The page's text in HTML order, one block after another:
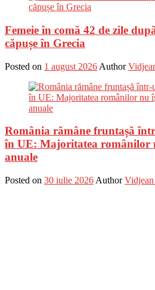
Femeie în comă 42 de zile
căpușe în Grecia
Posted on 1 august 2026 Author
România rămâne fruntașă
în UE: Majoritatea românilor
anuale
Posted on 30 iulie 2026 Author